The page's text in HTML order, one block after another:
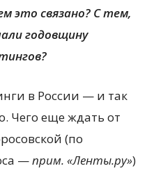
это связано? С тем,
годовщину
в России — и так
Чего еще ждать от
(по
—прим. «Ленты.ру»)